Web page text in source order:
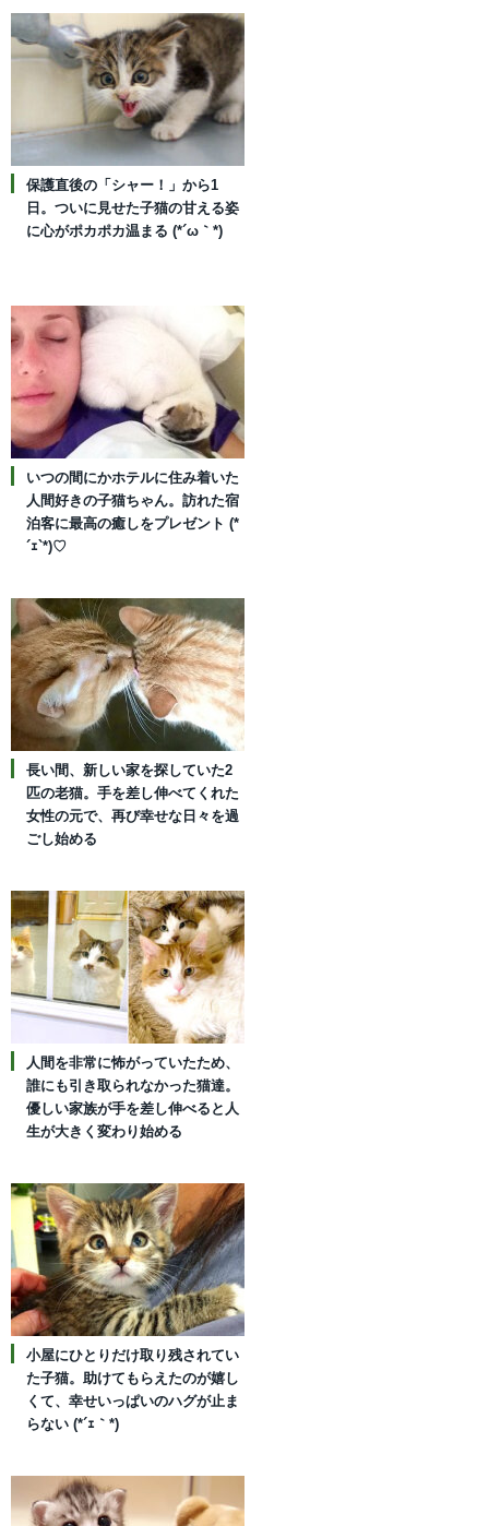
保護直後の「シャー！」から1
日。ついに見せた子猫の甘える姿
に心がポカポカ温まる (*´ω｀*)
いつの間にかホテルに住み着いた
人間好きの子猫ちゃん。訪れた宿
泊客に最高の癒しをプレゼント (*
´ｪ`*)♡
長い間、新しい家を探していた2
匹の老猫。手を差し伸べてくれた
女性の元で、再び幸せな日々を過
ごし始める
人間を非常に怖がっていたため、
誰にも引き取られなかった猫達。
優しい家族が手を差し伸べると人
生が大きく変わり始める
小屋にひとりだけ取り残されてい
た子猫。助けてもらえたのが嬉し
くて、幸せいっぱいのハグが止ま
らない (*´ｪ｀*)